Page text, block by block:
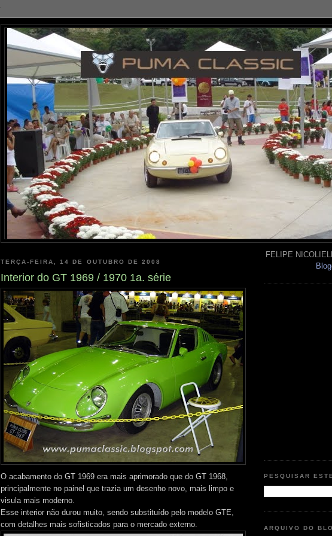
TERÇA-FEIRA, 14 DE OUTUBRO DE 2008
Interior do GT 1969 / 1970 1a. série
O acabamento do GT 1969 era mais aprimorado que do GT 1968,
principalmente no painel que trazia um desenho novo, mais limpo e
visula mais moderno.
Esse interior não durou muito, sendo substituído pelo modelo GTE,
com detalhes mais sofisticados para o mercado externo.
FELIPE
PESQUISAR
ARQUIVO DO